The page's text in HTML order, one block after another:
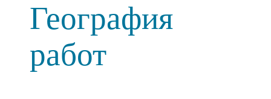
География
работ